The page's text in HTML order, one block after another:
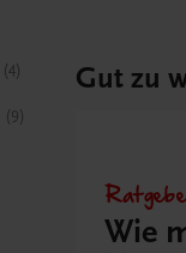
4
9
Gut zu
Wie